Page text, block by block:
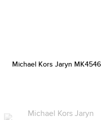
Michael Kors Jaryn MK4546